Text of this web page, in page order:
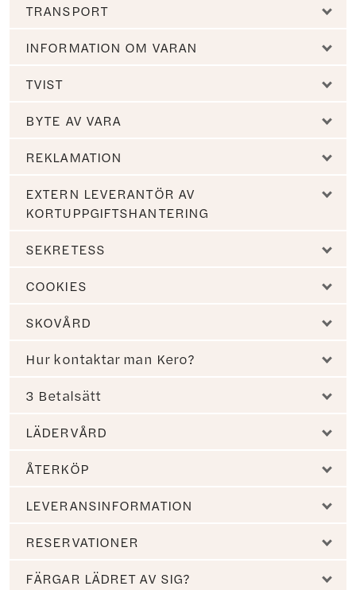
TRANSPORT
INFORMATION OM VARAN
TVIST
BYTE AV VARA
REKLAMATION
EXTERN LEVERANTÖR AV
KORTUPPGIFTSHANTERING
SEKRETESS
COOKIES
SKOVÅRD
Hur kontaktar man Kero?
3 Betalsätt
LÄDERVÅRD
ÅTERKÖP
LEVERANSINFORMATION
RESERVATIONER
FÄRGAR LÄDRET AV SIG?